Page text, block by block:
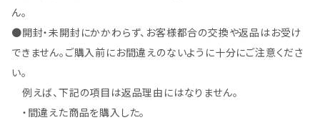
ん。
●開封・未開封にかかわらず、お客様都合の交換や返品はお受け
できません。ご購入前にお間違えのないように十分にご注意くださ
い。
例えば、下記の項目は返品理由にはなりません。
・間違えた商品を購入した。